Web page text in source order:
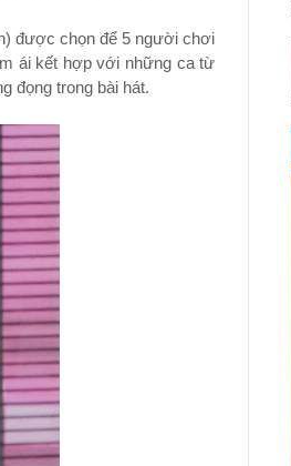
được chọn để 5 người chơi
ái kết hợp với những ca từ
đọng trong bài hát.